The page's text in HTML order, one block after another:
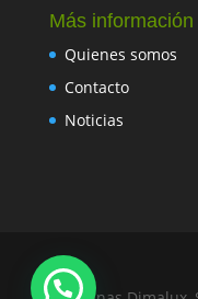
Más información
Quienes somos
Contacto
Noticias